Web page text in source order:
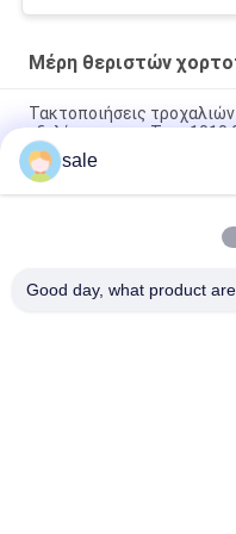
Μέρη θεριστών
Τακτοποιήσεις
εξελίκτρων για Toro
Τμήματα κουρευτή γκαζόν
(0,05 mm)
Τμήματα κουρευτή
sale
Good day, what product